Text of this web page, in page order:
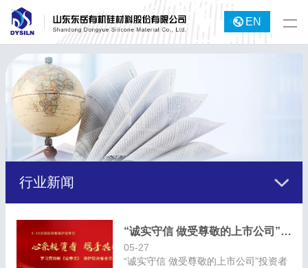
EN
行业新闻
“诚实守信 做受尊敬的上市公司”投资者保护专项行动系列宣传文章
05-27
“诚实守信 做受尊敬的上市公司”投资者